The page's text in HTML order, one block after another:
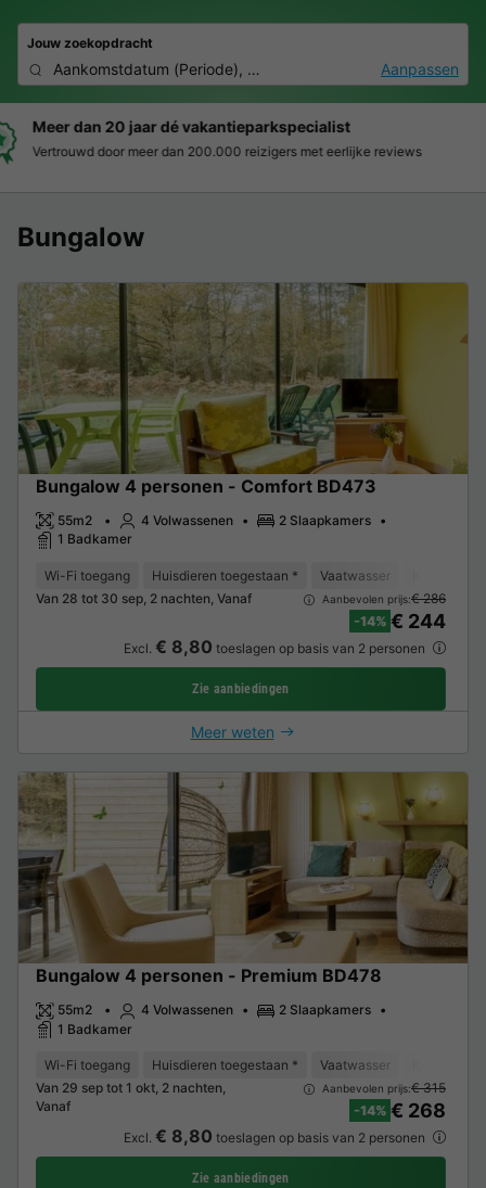
Jouw zoekopdracht
Aankomstdatum (Periode), 2 personen, 0 huisdierAanpassen
Boek eenvoudig en zonder stress
Duidelijke prijzen, moeiteloos boeken en veilige betaalomgeving
Bungalow
Bungalow 4 personen - Comfort BD473
55m2 4 Volwassenen
2 Slaapkamers
1 Badkamer
Wi-Fi toegang Huisdieren toegestaan * Vaatwasser
Van 28 tot 30 sep, 2 nachten, Vanaf
Aanbevolen prijs:€ 286
-14% € 244
Excl. € 8,80 toeslagen op basis van 2 personen
Zie aanbiedingen
Meer weten
Bungalow 4 personen - Premium BD478
55m2 4 Volwassenen
2 Slaapkamers
1 Badkamer
Wi-Fi toegang Huisdieren toegestaan * Vaatwasser
Van 29 sep tot 1 okt, 2 nachten,
Vanaf
Aanbevolen prijs:€ 315
-14% € 268
Excl. € 8,80 toeslagen op basis van 2 personen
Zie aanbiedingen